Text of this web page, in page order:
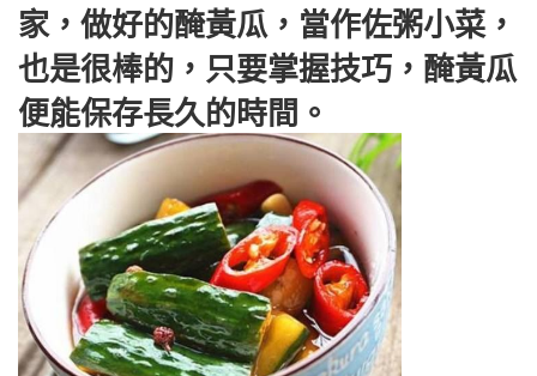
家，做好的醃黃瓜，當作佐粥小菜，
也是很棒的，只要掌握技巧，醃黃瓜
便能保存長久的時間。